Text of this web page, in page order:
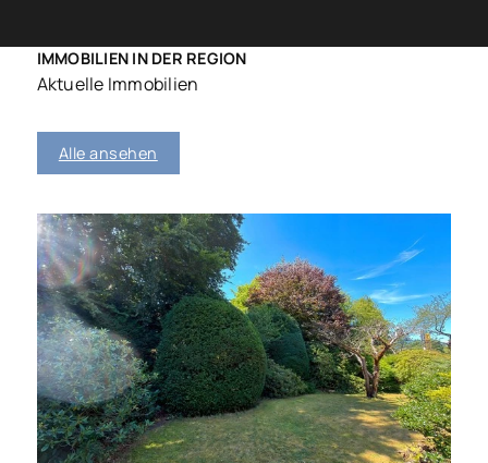
IMMOBILIEN IN DER REGION
Aktuelle Immobilien
Alle ansehen